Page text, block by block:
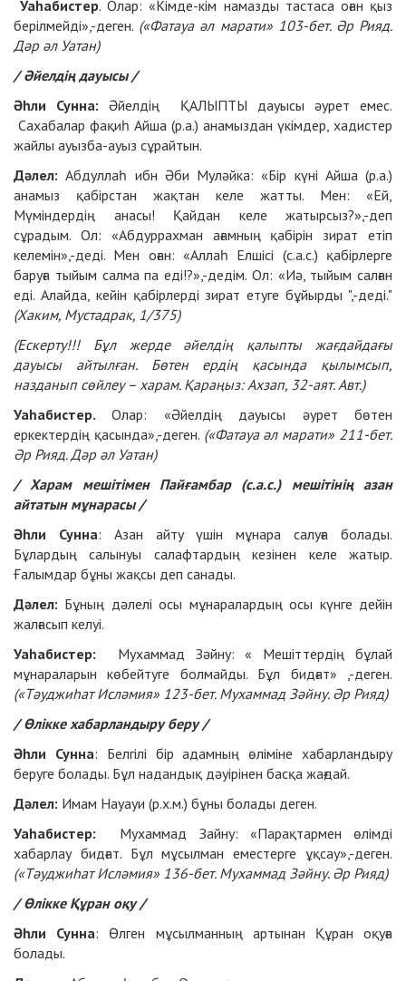
Уаһабистер. Олар: «Кімде-кім намазды тастаса оған қыз
берілмейді»,-деген. («Фатауа әл марати» 103-бет. Әр Рияд.
Дәр әл Уатан)
/ Әйелдің дауысы /
Әһли Сунна: Әйелдің ҚАЛЫПТЫ дауысы әурет емес.
Сахабалар фақиһ Айша (р.а.) анамыздан үкімдер, хадистер
жайлы ауызба-ауыз сұрайтын.
Дәлел: Абдуллаһ ибн Әби Муләйка: «Бір күні Айша (р.а.)
анамыз қабірстан жақтан келе жатты. Мен: «Ей,
Мүміндердің анасы! Қайдан келе жатырсыз?»,-деп
сұрадым. Ол: «Абдуррахман ағамның қабірін зират етіп
келемін»,-деді. Мен оған: «Аллаһ Елшісі (с.а.с.) қабірлерге
баруға тыйым салма па еді!?»,-дедім. Ол: «Иә, тыйым салған
еді. Алайда, кейін қабірлерді зират етуге бұйырды ",-деді."
(Хаким, Мустадрак, 1/375)
(Ескерту!!! Бұл жерде әйелдің қалыпты жағдайдағы
дауысы айтылған. Бөтен ердің қасында қылымсып,
назданып сөйлеу – харам. Қараңыз: Ахзап, 32-аят. Авт.)
Уаһабистер.Олар: «Әйелдің дауысы әурет бөтен
еркектердің қасында»,-деген. («Фатауа әл марати» 211-бет.
Әр Рияд. Дәр әл Уатан)
/ Харам мешітімен Пайғамбар (с.а.с.) мешітінің азан
айтатын мұнарасы /
Әһли Сунна: Азан айту үшін мұнара салуға болады.
Бұлардың салынуы салафтардың кезінен келе жатыр.
Ғалымдар бұны жақсы деп санады.
Дәлел: Бұның дәлелі осы мұнаралардың осы күнге дейін
жалғасып келуі.
Уаһабистер:
Мухаммад Зәйну: « Мешіттердің бұлай
мұнараларын көбейтуге болмайды. Бұл бидғат» ,-деген.
(«Тәуджиһат Исләмия» 123-бет. Мухаммад Зәйну. Әр Рияд)
/ Өлікке хабарландыру беру /
Әһли Сунна: Белгілі бір адамның өліміне хабарландыру
беруге болады. Бұл надандық дәуірінен басқа жағдай.
Дәлел: Имам Науауи (р.х.м.) бұны болады деген.
Уаһабистер:
Мухаммад Зайну: «Парақтармен өлімді
хабарлау бидғат. Бұл мұсылман еместерге ұқсау»,-деген.
(«Тәуджиһат Исләмия» 136-бет. Мухаммад Зәйну. Әр Рияд)
/ Өлікке Құран оқу /
Әһли Сунна: Өлген мұсылманның артынан Құран оқуға
болады.